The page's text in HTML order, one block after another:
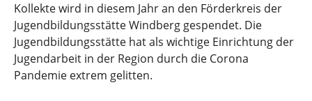
Kollekte wird in diesem Jahr an den Förderkreis der
Jugendbildungsstätte Windberg gespendet. Die
Jugendbildungsstätte hat als wichtige Einrichtung der
Jugendarbeit in der Region durch die Corona
Pandemie extrem gelitten.